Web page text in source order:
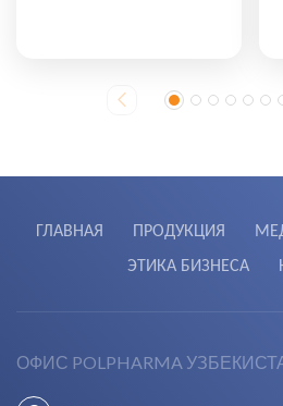
ГЛАВНАЯ ПРОДУКЦИЯ
ЭТИКА БИЗНЕСА
ОФИС POLPHARMA